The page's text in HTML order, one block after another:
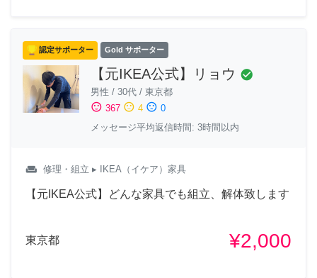
認定サポーター Gold サポーター
【元IKEA公式】リョウ check_circle
男性 / 30代 / 東京都
sentiment_satisfied 367 sentiment_neutral 4 sentiment_dissatisfied 0
メッセージ平均返信時間: 3時間以内
weekend 修理・組立 ▸ IKEA（イケア）家具
【元IKEA公式】どんな家具でも組立、解体致します
東京都 ¥2,000